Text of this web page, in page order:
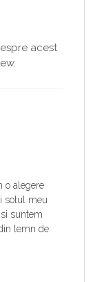
acest
o alegere
sotul meu
suntem
lemn de